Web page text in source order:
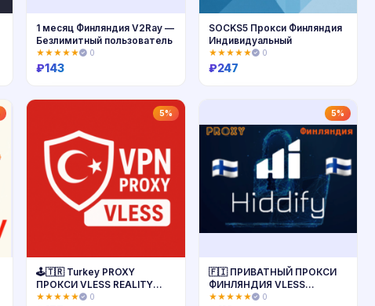
1 месяц Финляндия V2Ray —
Безлимитный пользователь
★★★★★ 0
₽143
SOCKS5 Прокси Финляндия
Индивидуальный
★★★★★ 0
₽247
5%
🕹🇹🇷 Turkey PROXY
ПРОКСИ VLESS REALITY
ВПН VPN ТУРЦИИ
★★★★★ 0
5%
🇫🇮 ПРИВАТНЫЙ ПРОКСИ
ФИНЛЯНДИЯ VLESS
БЕЗЛИМИТ 🇫🇮
★★★★★ 0